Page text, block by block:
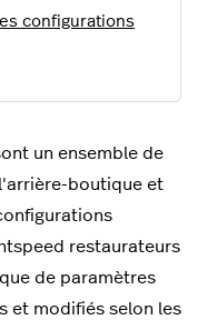
configurations
un ensemble de
boutique et
restaurateurs
de paramètres
et modifiés selon les